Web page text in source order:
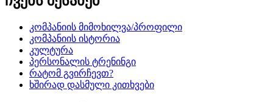
კომპანიის მიმოხილვა/პროფილი
კომპანიის ისტორია
კულტურა
პერსონალის ტრენინგი
რატომ გვირჩევთ?
ხშირად დასმული კითხვები